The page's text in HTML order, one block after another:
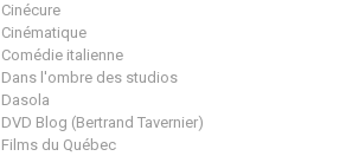
Cinécure
Cinématique
Comédie italienne
Dans l'ombre des studios
Dasola
DVD Blog (Bertrand Tavernier)
Films du Québec